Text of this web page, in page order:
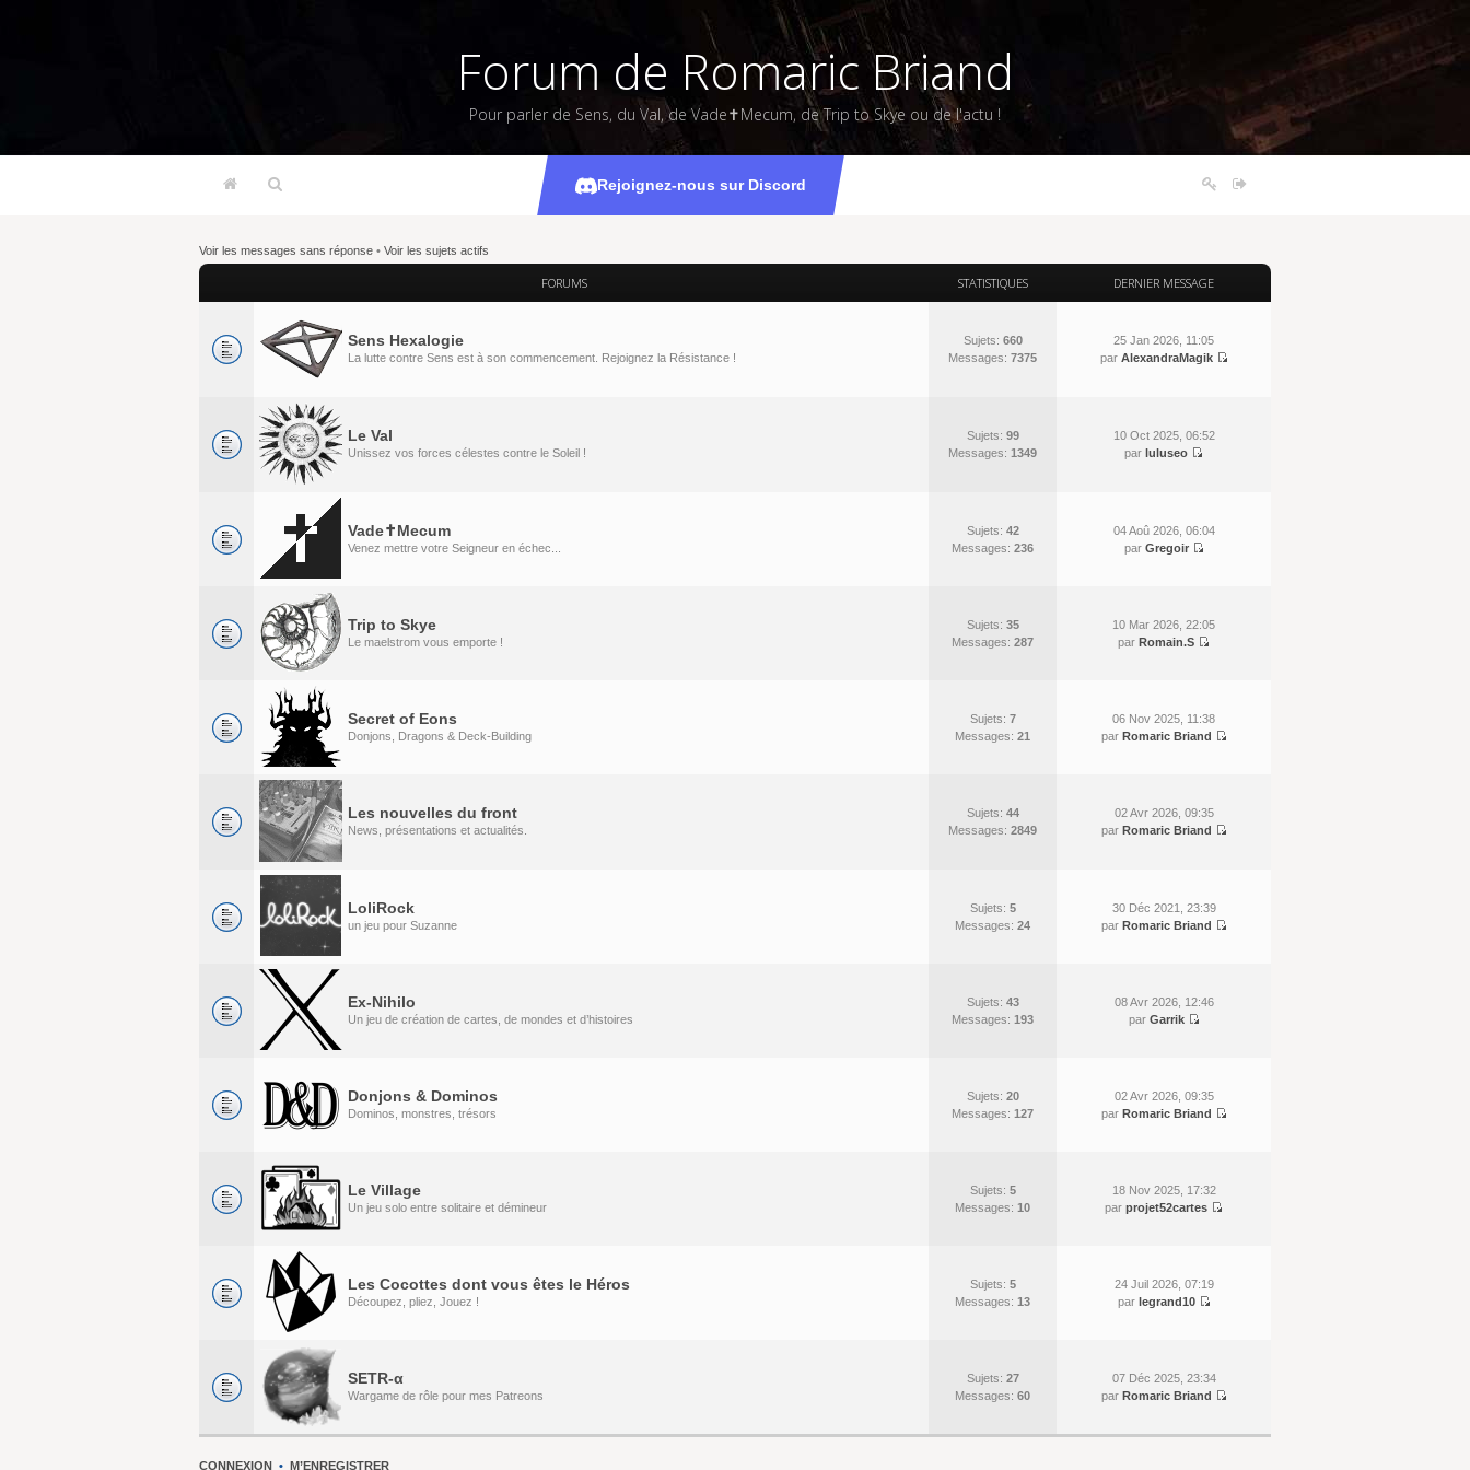
Forum de Romaric Briand
Pour parler de Sens, du Val, de Vade✝Mecum, de Trip to Skye ou de l'actu !
Rejoignez-nous sur Discord
Voir les messages sans réponse • Voir les sujets actifs
FORUMS STATISTIQUES DERNIER MESSAGE
Sens Hexalogie
La lutte contre Sens est à son commencement. Rejoignez la Résistance !
Sujets: 660
Messages: 7375
25 Jan 2026, 11:05
par AlexandraMagik
Le Val
Unissez vos forces célestes contre le Soleil !
Sujets: 99
Messages: 1349
10 Oct 2025, 06:52
par luluseo
Vade✝Mecum
Venez mettre votre Seigneur en échec...
Sujets: 42
Messages: 236
04 Aoû 2026, 06:04
par Gregoir
Trip to Skye
Le maelstrom vous emporte !
Sujets: 35
Messages: 287
10 Mar 2026, 22:05
par Romain.S
Secret of Eons
Donjons, Dragons & Deck-Building
Sujets: 7
Messages: 21
06 Nov 2025, 11:38
par Romaric Briand
Les nouvelles du front
News, présentations et actualités.
Sujets: 44
Messages: 2849
02 Avr 2026, 09:35
par Romaric Briand
LoliRock
un jeu pour Suzanne
Sujets: 5
Messages: 24
30 Déc 2021, 23:39
par Romaric Briand
Ex-Nihilo
Un jeu de création de cartes, de mondes et d’histoires
Sujets: 43
Messages: 193
08 Avr 2026, 12:46
par Garrik
Donjons & Dominos
Dominos, monstres, trésors
Sujets: 20
Messages: 127
02 Avr 2026, 09:35
par Romaric Briand
Le Village
Un jeu solo entre solitaire et démineur
Sujets: 5
Messages: 10
18 Nov 2025, 17:32
par projet52cartes
Les Cocottes dont vous êtes le Héros
Découpez, pliez, Jouez !
Sujets: 5
Messages: 13
24 Juil 2026, 07:19
par legrand10
SETR-α
Wargame de rôle pour mes Patreons
Sujets: 27
Messages: 60
07 Déc 2025, 23:34
par Romaric Briand
CONNEXION • M’ENREGISTRER